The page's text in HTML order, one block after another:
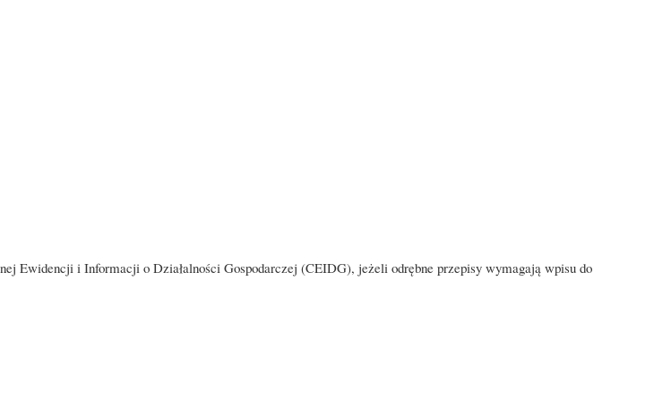
Ewidencji i Informacji o Działalności Gospodarczej (CEIDG), jeżeli odrębne przepisy wymagają wpisu do